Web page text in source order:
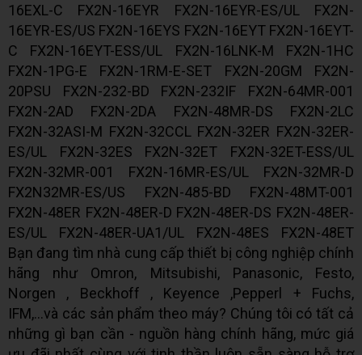
16EXL-C FX2N-16EYR FX2N-16EYR-ES/UL FX2N-
16EYR-ES/US FX2N-16EYS FX2N-16EYT FX2N-16EYT-
C FX2N-16EYT-ESS/UL FX2N-16LNK-M FX2N-1HC
FX2N-1PG-E FX2N-1RM-E-SET FX2N-20GM FX2N-
20PSU FX2N-232-BD FX2N-232IF FX2N-64MR-001
FX2N-2AD FX2N-2DA FX2N-48MR-DS FX2N-2LC
FX2N-32ASI-M FX2N-32CCL FX2N-32ER FX2N-32ER-
ES/UL FX2N-32ES FX2N-32ET FX2N-32ET-ESS/UL
FX2N-32MR-001 FX2N-16MR-ES/UL FX2N-32MR-D
FX2N32MR-ES/US FX2N-485-BD FX2N-48MT-001
FX2N-48ER FX2N-48ER-D FX2N-48ER-DS FX2N-48ER-
ES/UL FX2N-48ER-UA1/UL FX2N-48ES FX2N-48ET
Bạn đang tìm nhà cung cấp thiết bị công nghiệp chính
hãng như Omron, Mitsubishi, Panasonic, Festo,
Norgen , Beckhoff , Keyence ,Pepperl + Fuchs,
IFM,...và các sản phẩm theo máy? Chúng tôi có tất cả
những gì bạn cần - nguồn hàng chính hãng, mức giá